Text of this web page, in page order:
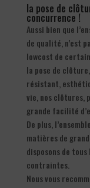
la pose de
concurrence !
Aussi bien que
de qualité, n’est
lowcost de
la pose de
résistant,
vie, nos clôtures,
grande facilité
De plus,
matières de
disposons de
contraintes.
Nous vous